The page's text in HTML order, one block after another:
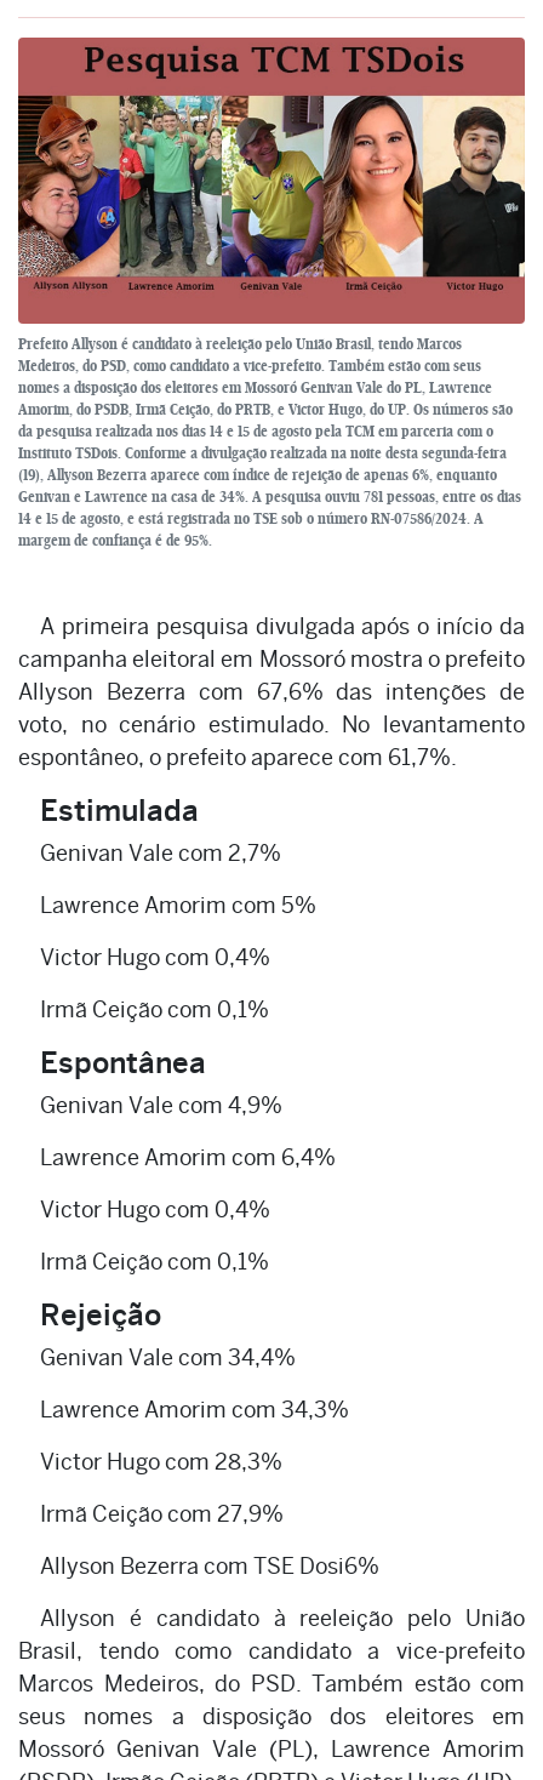
Prefeito Allyson é candidato à reeleição pelo União Brasil, tendo Marcos
Medeiros, do PSD, como candidato a vice-prefeito. Também estão com seus
nomes a disposição dos eleitores em Mossoró Genivan Vale do PL, Lawrence
Amorim, do PSDB, Irmã Ceição, do PRTB, e Victor Hugo, do UP. Os números são
da pesquisa realizada nos dias 14 e 15 de agosto pela TCM em parceria com o
Instituto TSDois. Conforme a divulgação realizada na noite desta segunda-feira
(19), Allyson Bezerra aparece com índice de rejeição de apenas 6%, enquanto
Genivan e Lawrence na casa de 34%. A pesquisa ouviu 781 pessoas, entre os dias
14 e 15 de agosto, e está registrada no TSE sob o número RN-07586/2024. A
margem de confiança é de 95%.
A primeira pesquisa divulgada após o início da
campanha eleitoral em Mossoró mostra o prefeito
Allyson Bezerra com 67,6% das intenções de
voto, no cenário estimulado. No levantamento
espontâneo, o prefeito aparece com 61,7%.
Estimulada
Genivan Vale com 2,7%
Lawrence Amorim com 5%
Victor Hugo com 0,4%
Irmã Ceição com 0,1%
Espontânea
Genivan Vale com 4,9%
Lawrence Amorim com 6,4%
Victor Hugo com 0,4%
Irmã Ceição com 0,1%
Rejeição
Genivan Vale com 34,4%
Lawrence Amorim com 34,3%
Victor Hugo com 28,3%
Irmã Ceição com 27,9%
Allyson Bezerra com TSE Dosi6%
Allyson é candidato à reeleição pelo União
Brasil, tendo como candidato a vice-prefeito
Marcos Medeiros, do PSD. Também estão com
seus nomes a disposição dos eleitores em
Mossoró Genivan Vale (PL), Lawrence Amorim